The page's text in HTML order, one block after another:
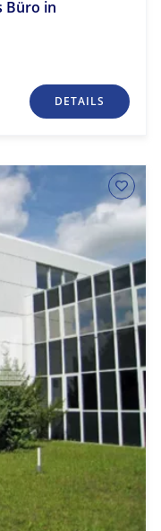
Büro in
DETAILS